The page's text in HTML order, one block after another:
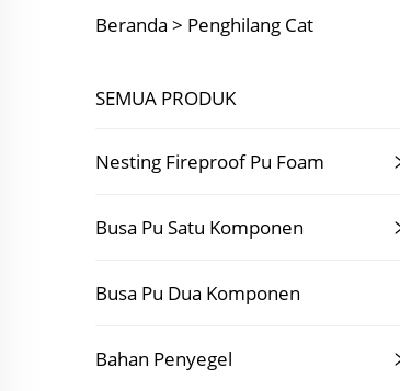
Beranda > Penghilang Cat
SEMUA PRODUK
Nesting Fireproof Pu Foam
Busa Pu Satu Komponen
Busa Pu Dua Komponen
Bahan Penyegel